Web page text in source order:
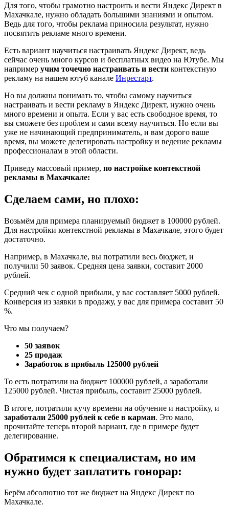
Для того, чтобы грамотно настроить и вести Яндекс Директ в
Махачкале, нужно обладать большими знаниями и опытом.
Ведь для того, чтобы реклама приносила результат, нужно
посвятить рекламе много времени.
Есть вариант научиться настраивать Яндекс Директ, ведь
сейчас очень много курсов и бесплатных видео на Ютубе. Мы
например учим точечно настраивать и вести контекстную
рекламу на нашем ютуб канале Инрестарт.
Но вы должны понимать то, чтобы самому научиться
настраивать и вести рекламу в Яндекс Директ, нужно очень
много времени и опыта. Если у вас есть свободное время, то
вы сможете без проблем и сами всему научиться. Но если вы
уже не начинающий предприниматель, и вам дорого ваше
время, вы можете делегировать настройку и ведение рекламы
профессионалам в этой области.
Приведу массовый пример, по настройке контекстной
рекламы в Махачкале:
Сделаем сами, но плохо:
Возьмём для примера планируемый бюджет в 100000 рублей.
Для настройки контекстной рекламы в Махачкале, этого будет
достаточно.
Например, в Махачкале, вы потратили весь бюджет, и
получили 50 заявок. Средняя цена заявки, составит 2000
рублей.
Средний чек с одной прибыли, у вас составляет 5000 рублей.
Конверсия из заявки в продажу, у вас для примера составит 50
%.
Что мы получаем?
50 заявок
25 продаж
Заработок в прибыль 125000 рублей
То есть потратили на бюджет 100000 рублей, а заработали
125000 рублей. Чистая прибыль, составит 25000 рублей.
В итоге, потратили кучу времени на обучение и настройку, и
заработали 25000 рублей к себе в карман. Это мало,
прочитайте теперь второй вариант, где в примере будет
делегирование.
Обратимся к специалистам, но им
нужно будет заплатить гонорар:
Берём абсолютно тот же бюджет на Яндекс Директ по
Махачкале.